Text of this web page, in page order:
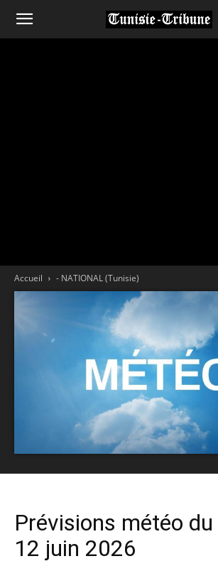
Accueil - NATIONAL (Tunisie)
Prévisions météo
12 juin 2026